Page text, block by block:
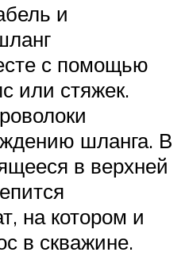
и
с помощью
или стяжек.
шланга. В
в верхней
на котором и
в скважине.